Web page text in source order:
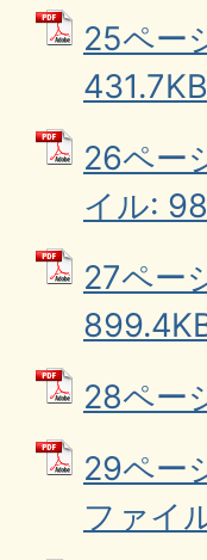
25ペー
26ペー
イル:
27ペー
28ペー
29ペー
ファイ